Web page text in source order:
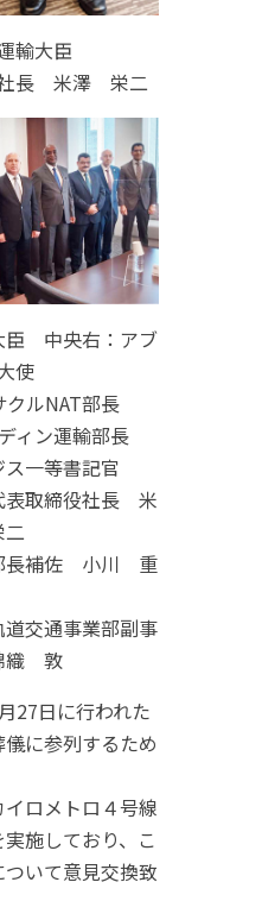
輸大臣
長 米澤 栄二
臣 中央右：アブ
使
ルNAT部長
ィン運輸部長
一等書記官
表取締役社長 米
長補佐 小川 重
交通事業部副事
織 敦
27日に行われた
に参列するため
ロメトロ４号線
施しており、こ
いて意見交換致